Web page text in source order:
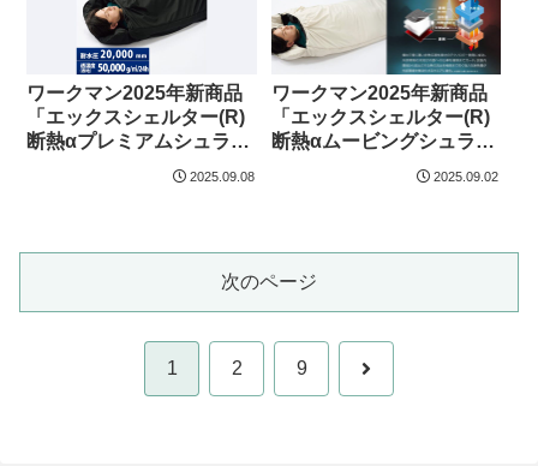
ワークマン2025年新商品
「エックスシェルター(R)
断熱αプレミアムシュラ
2025.09.08
ワークマン2025年新商品
「エックスシェルター(R)
断熱αムービングシュラ
2025.09.02
次のページ
1 2 9 次